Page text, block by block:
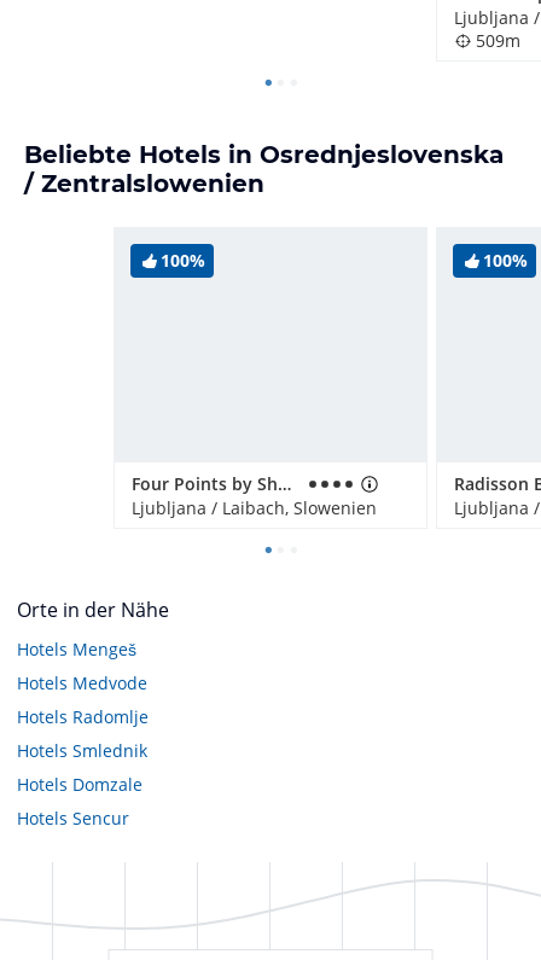
Ljubljana
509m
Beliebte Hotels in Osrednjeslovenska
/ Zentralslowenien
100%
Four Points by Sheraton Hotel Ljubljana Mons
Ljubljana / Laibach, Slowenien
100%
Ljubljana
Orte in der Nähe
Hotels Mengeš
Hotels Medvode
Hotels Radomlje
Hotels Smlednik
Hotels Domzale
Hotels Sencur